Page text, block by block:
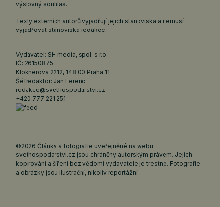
výslovný souhlas.
Texty externích autorů vyjadřují jejich stanoviska a nemusí
vyjadřovat stanoviska redakce.
Vydavatel: SH media, spol. s r.o.
IČ: 26150875
Kloknerova 2212, 148 00 Praha 11
Šéfredaktor: Jan Ferenc
redakce@svethospodarstvi.cz
+420 777 221 251
©2026 Články a fotografie uveřejněné na webu
svethospodarstvi.cz jsou chráněny autorským právem. Jejich
kopírování a šíření bez vědomí vydavatele je trestné. Fotografie
a obrázky jsou ilustrační, nikoliv reportážní.